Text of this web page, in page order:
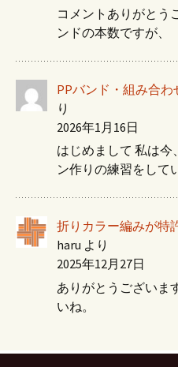
コメントありがとう
ンドの本数ですが
PPバンド・組み合
り
2026年1月16日
はじめまして 私は
ン作りの練習をして
折りカラー編みが特
haru より
2025年12月27日
ありがとうございま
いね。